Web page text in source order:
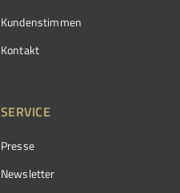
Kundenstimmen
Kontakt
SERVICE
Presse
Newsletter